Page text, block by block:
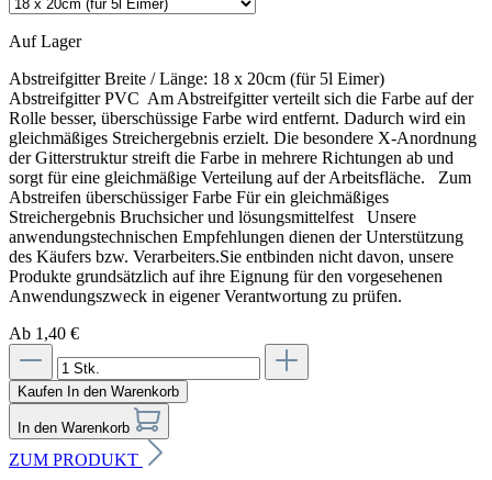
Auf Lager
Abstreifgitter Breite / Länge: 18 x 20cm (für 5l Eimer)
Abstreifgitter PVC Am Abstreifgitter verteilt sich die Farbe auf der
Rolle besser, überschüssige Farbe wird entfernt. Dadurch wird ein
gleichmäßiges Streichergebnis erzielt. Die besondere X-Anordnung
der Gitterstruktur streift die Farbe in mehrere Richtungen ab und
sorgt für eine gleichmäßige Verteilung auf der Arbeitsfläche. Zum
Abstreifen überschüssiger Farbe Für ein gleichmäßiges
Streichergebnis Bruchsicher und lösungsmittelfest Unsere
anwendungstechnischen Empfehlungen dienen der Unterstützung
des Käufers bzw. Verarbeiters.Sie entbinden nicht davon, unsere
Produkte grundsätzlich auf ihre Eignung für den vorgesehenen
Anwendungszweck in eigener Verantwortung zu prüfen.
Ab 1,40 €
Kaufen In den Warenkorb
In den Warenkorb
ZUM PRODUKT